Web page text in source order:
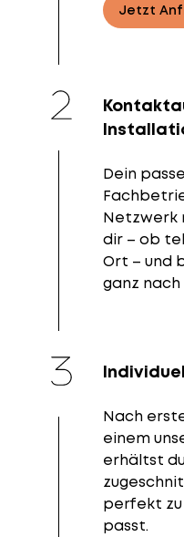
Jetzt
Dein
Netzwerk
dir – ob
Ort – und
ganz nach
Nach
einem
erhältst
perfekt
passt.